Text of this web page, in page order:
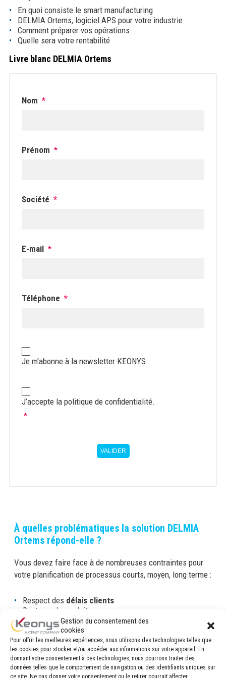
Gestion du consentement des
cookies
Pour offrir les meilleures expériences, nous utilisons des technologies telles que
les cookies pour stocker et/ou accéder aux informations sur votre appareil. En
donnant votre consentement à ces technologies, nous pourrons traiter des
données telles que le comportement de navigation ou des identifiants uniques sur
En quoi consiste le smart manufacturing
DELMIA Ortems, logiciel APS pour votre industrie
Comment préparer vos opérations
Quelle sera votre rentabilité
Livre blanc DELMIA Ortems
Nom *
Prénom *
Société *
E-mail *
Téléphone *
Newsletter
KEONYS
Je m'abonne à la newsletter KEONYS
Politique
de
J’accepte la politique de confidentialité.
*
VALIDER
À quelles problématiques la solution DELMIA
Ortems répond-elle ?
Vous devez faire face à de nombreuses contraintes pour
votre planification de processus courts, moyen, long terme :
Respect des délais clients
Ruptures de produits
Gestion des machines
Gestion de production
Modification du planning et des priorités
Gestion des stocks
Retard dans vos processus de fabrication, production
Coûts de productionélevés